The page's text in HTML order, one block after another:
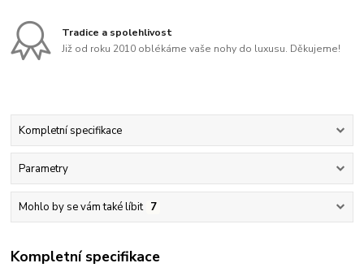
Tradice a spolehlivost
Již od roku 2010 oblékáme vaše nohy do luxusu. Děkujeme!
Kompletní specifikace
Parametry
Mohlo by se vám také líbit 7
Kompletní specifikace